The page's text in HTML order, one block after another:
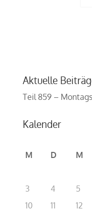
Aktuelle
Teil 859 –
Kalender
M D M
3
4 5
10
11 12